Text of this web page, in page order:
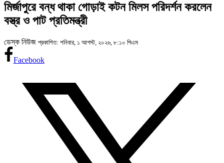
মির্জাপুরে বন্ধ থাকা গোড়াই কটন মিলস পরিদর্শন করলেন
বস্ত্র ও পাট প্রতিমন্ত্রী
ডেস্ক নিউজ প্রকাশিত: শনিবার, ১ আগস্ট, ২০২৬, ৮:১০ পিএম
Facebook